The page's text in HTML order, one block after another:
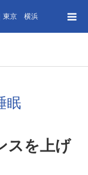
東京 横浜
眠
スを上げ